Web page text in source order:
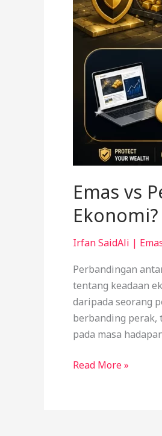
Emas vs
Ekonomi?
Irfan SaidAli |
Perbandingan
tentang keadaan
daripada seorang
berbanding perak,
pada masa
Read More »